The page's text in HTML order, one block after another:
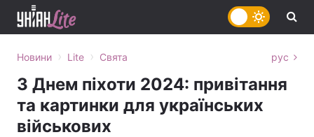
Новини › Lite › Свята рус
З Днем піхоти 2024: привітання
та картинки для українських
військових